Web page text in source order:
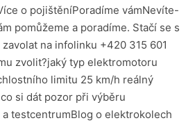
o pojištěníPoradíme vámNevíte-
pomůžeme a poradíme. Stačí se s
na infolinku +420 315 601
zvolit?jaký typ elektromotoru
limitu 25 km/h reálný
si dát pozor při výběru
testcentrumBlog o elektrokolech